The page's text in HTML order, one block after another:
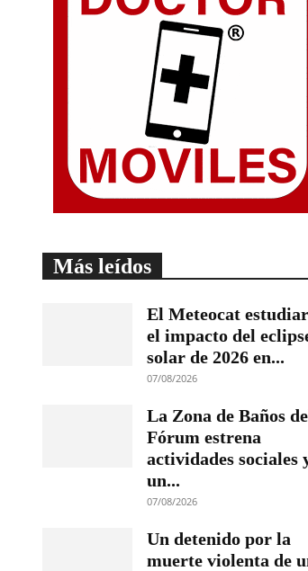
Más leídos
El Meteocat
el impacto del
solar de 2026 en...
07/08/2026
La Zona de Baños
Fórum estrena
actividades sociales
un...
07/08/2026
Un detenido por la
muerte violenta de